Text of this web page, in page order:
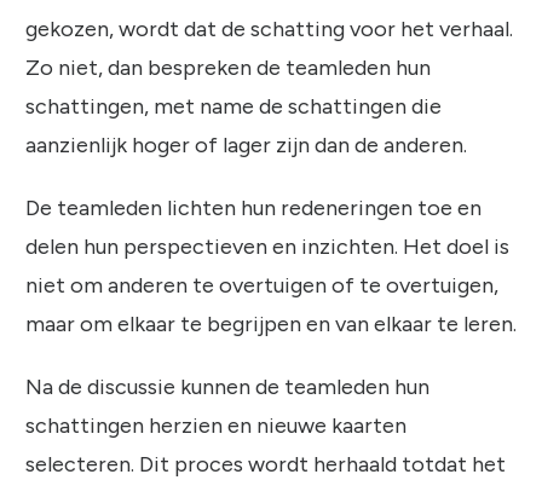
gekozen, wordt dat de schatting voor het verhaal.
Zo niet, dan bespreken de teamleden hun
schattingen, met name de schattingen die
aanzienlijk hoger of lager zijn dan de anderen.
De teamleden lichten hun redeneringen toe en
delen hun perspectieven en inzichten. Het doel is
niet om anderen te overtuigen of te overtuigen,
maar om elkaar te begrijpen en van elkaar te leren.
Na de discussie kunnen de teamleden hun
schattingen herzien en nieuwe kaarten
selecteren. Dit proces wordt herhaald totdat het